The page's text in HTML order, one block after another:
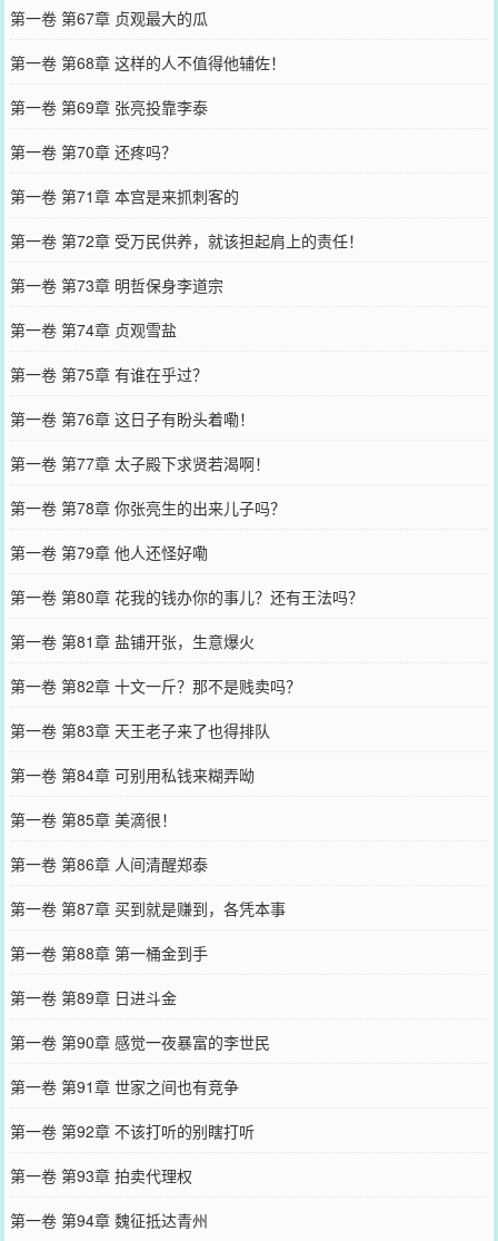
第一卷 第67章 贞观最大的瓜
第一卷 第68章 这样的人不值得他辅佐！
第一卷 第69章 张亮投靠李泰
第一卷 第70章 还疼吗？
第一卷 第71章 本宫是来抓刺客的
第一卷 第72章 受万民供养，就该担起肩上的责任！
第一卷 第73章 明哲保身李道宗
第一卷 第74章 贞观雪盐
第一卷 第75章 有谁在乎过？
第一卷 第76章 这日子有盼头着嘞！
第一卷 第77章 太子殿下求贤若渴啊！
第一卷 第78章 你张亮生的出来儿子吗？
第一卷 第79章 他人还怪好嘞
第一卷 第80章 花我的钱办你的事儿？还有王法吗？
第一卷 第81章 盐铺开张，生意爆火
第一卷 第82章 十文一斤？那不是贱卖吗？
第一卷 第83章 天王老子来了也得排队
第一卷 第84章 可别用私钱来糊弄呦
第一卷 第85章 美滴很！
第一卷 第86章 人间清醒郑泰
第一卷 第87章 买到就是赚到，各凭本事
第一卷 第88章 第一桶金到手
第一卷 第89章 日进斗金
第一卷 第90章 感觉一夜暴富的李世民
第一卷 第91章 世家之间也有竞争
第一卷 第92章 不该打听的别瞎打听
第一卷 第93章 拍卖代理权
第一卷 第94章 魏征抵达青州